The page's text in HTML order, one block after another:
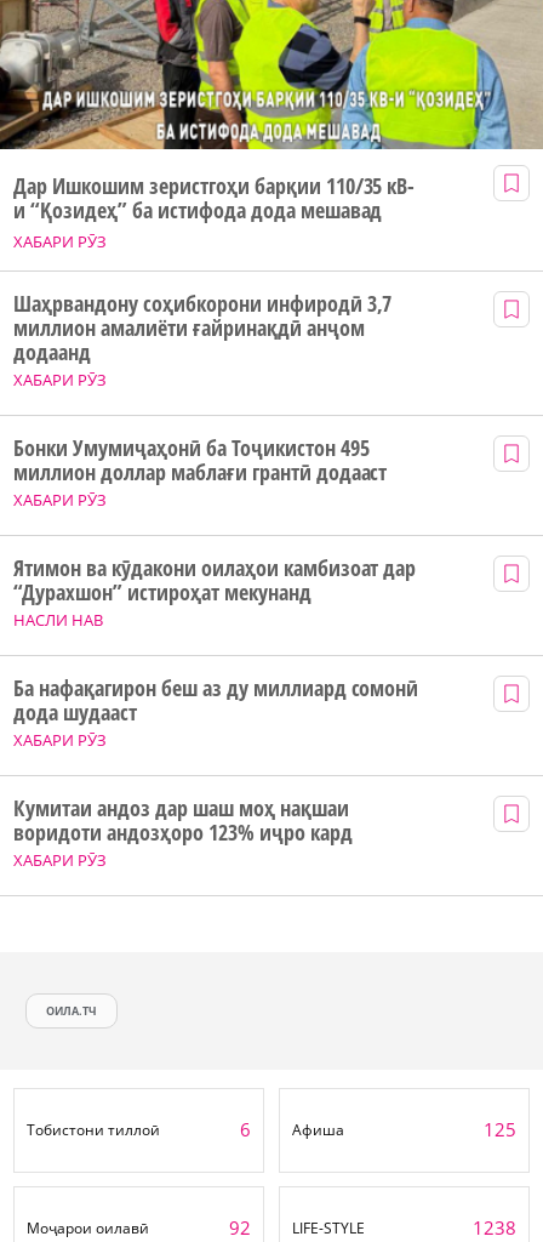
ХАБАРИ РӮЗ
Дар Ишкошим зеристгоҳи барқии 110/35 кВ-
и “Қозидеҳ” ба истифода дода мешавад
ХАБАРИ РӮЗ
Шаҳрвандону соҳибкорони инфиродӣ 3,7
миллион амалиёти ғайринақдӣ анҷом
додаанд
ХАБАРИ РӮЗ
Бонки Умумиҷаҳонӣ ба Тоҷикистон 495
миллион доллар маблағи грантӣ додааст
НАСЛИ НАВ
Ятимон ва кӯдакони оилаҳои камбизоат дар
“Дурахшон” истироҳат мекунанд
ХАБАРИ РӮЗ
Ба нафақагирон беш аз ду миллиард сомонӣ
дода шудааст
ХАБАРИ РӮЗ
Кумитаи андоз дар шаш моҳ нақшаи
воридоти андозҳоро 123% иҷро кард
ОИЛА.ТЧ
Тобистони тиллоӣ 6 Афиша 125
Моҷарои оилавӣ 92 LIFE-STYLE 1238